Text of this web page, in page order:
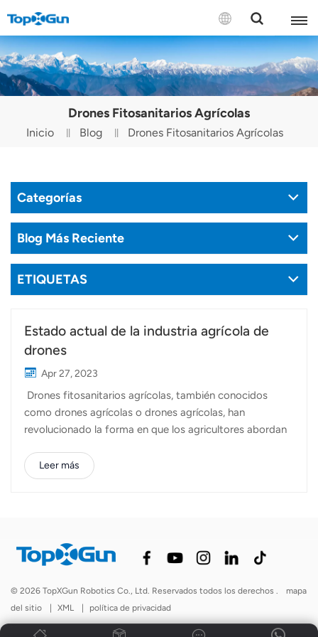
CONTÁCTENOS
English
Español
Português(Portugal)
Português(Brasil)
Türkçe
Drones Fitosanitarios Agrícolas
Inicio Blog Drones Fitosanitarios Agrícolas
Categorías
Blog Más Reciente
ETIQUETAS
Estado actual de la industria agrícola de
drones
Apr 27, 2023
Drones fitosanitarios agrícolas, también conocidos
como drones agrícolas o drones agrícolas, han
revolucionado la forma en que los agricultores abordan
tripulados (UAV) están equipados con varios sensores y
cámaras que les permiten recopilar y analizar datos
sobre la siembra, la fertilización y la cosecha de sus
cultivos, lo que conduce a mejores rendimientos y
aumentado significativamente en los últimos años. Una
de las principales razones de este crecimiento es la
creciente disponibilidad y asequibilidad de los drones
Leer más
© 2026 TopXGun Robotics Co., Ltd. Reservados todos los derechos .
mapa
del sitio
| XML | política de privacidad